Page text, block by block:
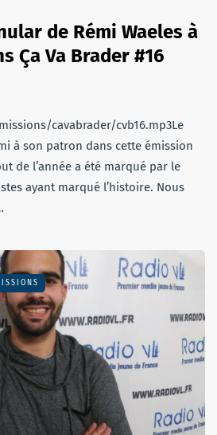
de Rémi Waeles à
Ça Va Brader #16
cavabrader/cvb16.mp3Le
à son patron dans cette émission
de l’année a été marqué par le
ayant marqué l’histoire. Nous